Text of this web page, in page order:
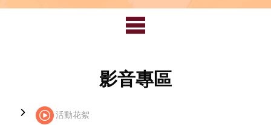
影音專區
活動花絮